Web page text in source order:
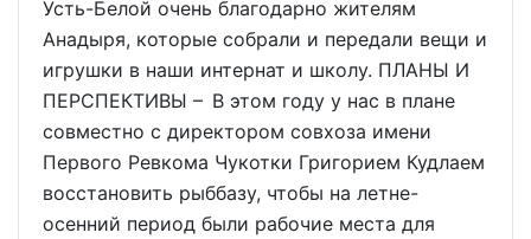
Усть-Белой очень благодарно жителям
Анадыря, которые собрали и передали вещи и
игрушки в наши интернат и школу. ПЛАНЫ И
ПЕРСПЕКТИВЫ – В этом году у нас в плане
совместно с директором совхоза имени
Первого Ревкома Чукотки Григорием Кудлаем
восстановить рыббазу, чтобы на летне-
осенний период были рабочие места для